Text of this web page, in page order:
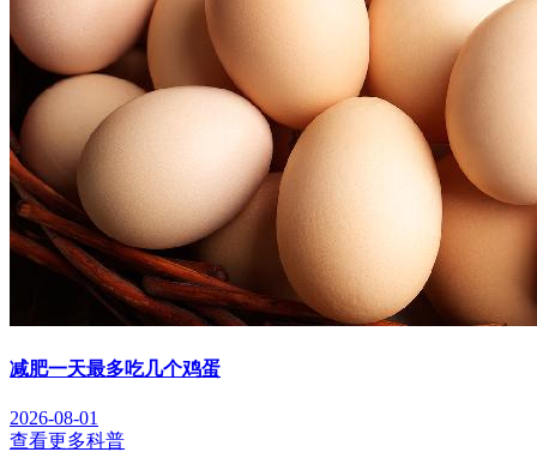
减肥一天最多吃几个鸡蛋
2026-08-01
查看更多科普